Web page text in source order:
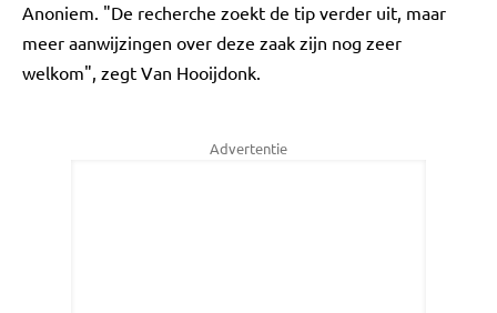
Anoniem. "De recherche zoekt de tip verder uit, maar
meer aanwijzingen over deze zaak zijn nog zeer
welkom", zegt Van Hooijdonk.
Advertentie